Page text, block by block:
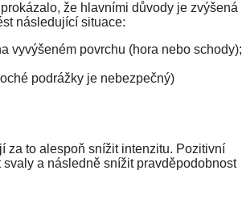
že hlavními důvody je zvýšená
následující situace:
vyvýšeném povrchu (hora nebo schody);
podrážky je nebezpečný)
za to alespoň snížit intenzitu. Pozitivní
a následně snížit pravděpodobnost